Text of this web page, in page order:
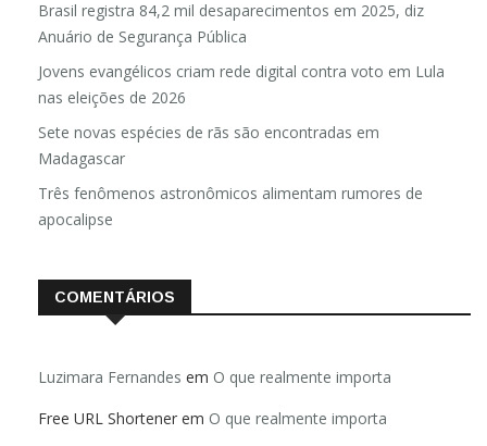
Brasil registra 84,2 mil desaparecimentos em 2025, diz
Anuário de Segurança Pública
Jovens evangélicos criam rede digital contra voto em Lula
nas eleições de 2026
Sete novas espécies de rãs são encontradas em
Madagascar
Três fenômenos astronômicos alimentam rumores de
apocalipse
COMENTÁRIOS
Luzimara Fernandes em O que realmente importa
Free URL Shortener em O que realmente importa